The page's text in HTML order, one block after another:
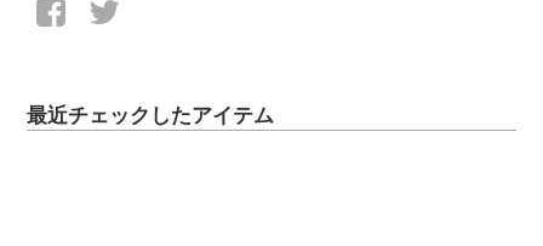
最近チェックしたアイテム